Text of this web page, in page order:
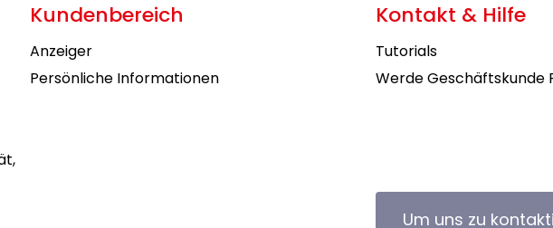
Kundenbereich
Anzeiger
Persönliche Informationen
Kontakt & Hilfe
Tutorials
Werde Geschäftskunde
Um uns zu